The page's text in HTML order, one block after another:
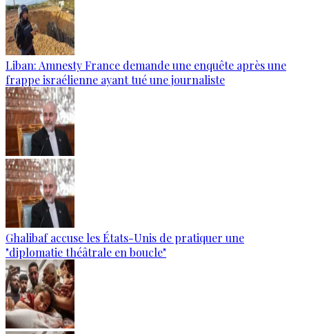
Liban: Amnesty France demande une enquête après une
frappe israélienne ayant tué une journaliste
Ghalibaf accuse les États-Unis de pratiquer une
"diplomatie théâtrale en boucle"